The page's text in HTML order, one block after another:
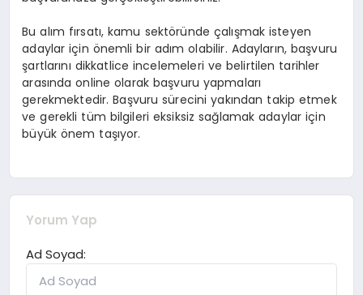
Bu alım fırsatı, kamu sektöründe çalışmak isteyen
adaylar için önemli bir adım olabilir. Adayların, başvuru
şartlarını dikkatlice incelemeleri ve belirtilen tarihler
arasında online olarak başvuru yapmaları
gerekmektedir. Başvuru sürecini yakından takip etmek
ve gerekli tüm bilgileri eksiksiz sağlamak adaylar için
büyük önem taşıyor.
Yorum Yap
Ad Soyad: